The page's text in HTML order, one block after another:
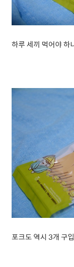
하루 세끼 먹어야 하
포크도 역시 3개 구